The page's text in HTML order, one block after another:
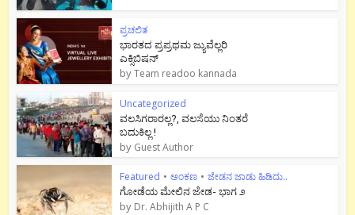
ಪ್ರಚಲಿತ
ಭಾರತದ ಪ್ರಪ್ರಥಮ ಜ್ಯುವೆಲ್ಲರಿ
ಎಕ್ಸಿಬಿಷನ್
byTeam readoo kannada
Uncategorized
ವಲಸಿಗರಾರಲ್ಲ?, ವಲಸೆಯು ನಿಂತರೆ
ಬದುಕಿಲ್ಲ !
by Guest Author
Featured • ಅಂಕಣ • ಜೇಡನ ಜಾಡು ಹಿಡಿದು..
ಗೋಡೆಯ ಮೇಲಿನ ಜೇಡ- ಭಾಗ ೨
by Dr. Abhijith A P C